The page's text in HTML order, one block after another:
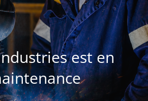
est en